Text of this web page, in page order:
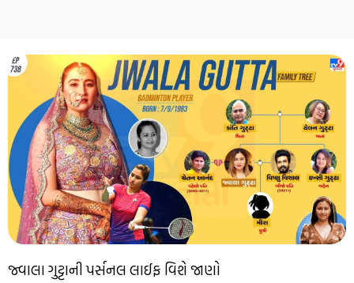
જ્વાલા ગુટ્ટાની પર્સનલ લાઈફ વિશે જાણો